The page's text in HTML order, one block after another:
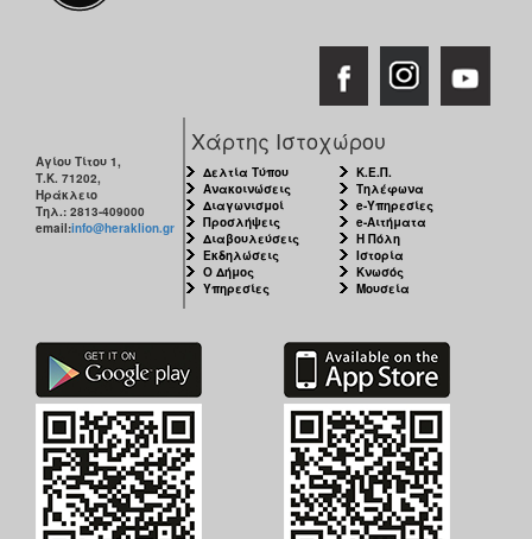
Αγίου Τίτου 1,
Τ.Κ. 71202,
Ηράκλειο
Τηλ.: 2813-409000
email:info@heraklion.gr
Χάρτης Ιστοχώρου
Δελτία Τύπου
Ανακοινώσεις
Διαγωνισμοί
Προσλήψεις
Διαβουλεύσεις
Εκδηλώσεις
Ο Δήμος
Υπηρεσίες
Κ.Ε.Π.
Τηλέφωνα
e-Υπηρεσίες
e-Αιτήματα
Η Πόλη
Ιστορία
Κνωσός
Μουσεία